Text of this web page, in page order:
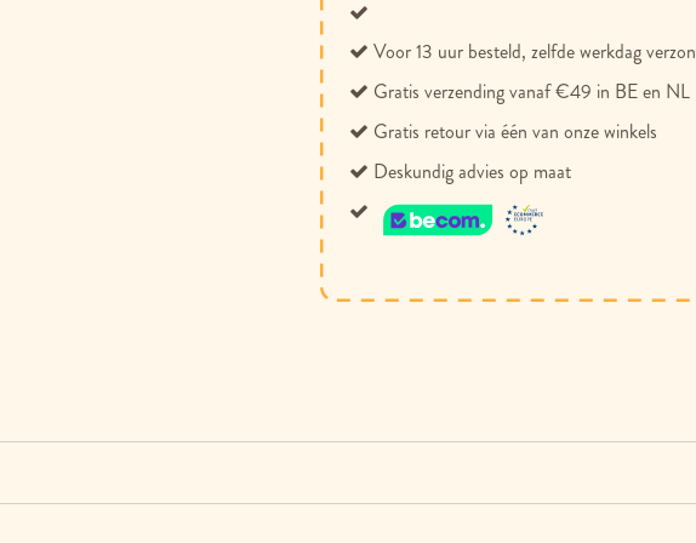
Voor 13 uur besteld, zelfde werkdag
Gratis verzending vanaf €49 in BE en NL
Gratis retour via één van onze winkels
Deskundig advies op maat